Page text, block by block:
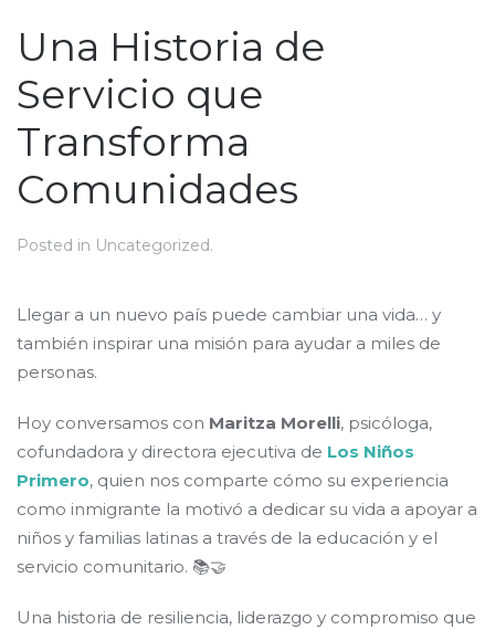
Una Historia de
Servicio que
Transforma
Comunidades
Posted in Uncategorized.
Llegar a un nuevo país puede cambiar una vida… y
también inspirar una misión para ayudar a miles de
personas.
Hoy conversamos con Maritza Morelli, psicóloga,
cofundadora y directora ejecutiva de Los Niños
Primero, quien nos comparte cómo su experiencia
como inmigrante la motivó a dedicar su vida a apoyar a
niños y familias latinas a través de la educación y el
servicio comunitario. 📚🤝
Una historia de resiliencia, liderazgo y compromiso que